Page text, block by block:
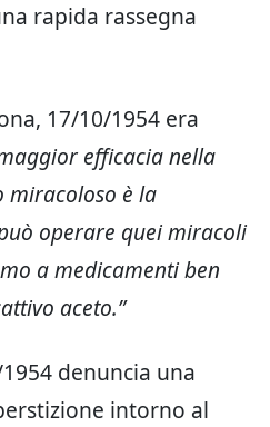
rapida rassegna
17/10/1954 era
efficacia nella
miracoloso è la
operare quei miracoli
a medicamenti ben
aceto.”
denuncia una
intorno al